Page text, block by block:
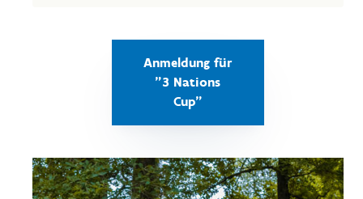
Anmeldung für
"3 Nations
Cup"